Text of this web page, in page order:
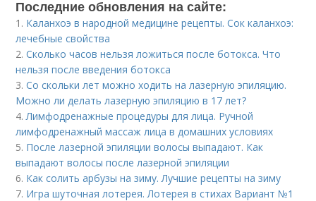
Последние обновления на сайте:
1. Каланхоэ в народной медицине рецепты. Сок каланхоэ:
лечебные свойства
2.Сколько часов нельзя ложиться после ботокса. Что
нельзя после введения ботокса
3.Со скольки лет можно ходить на лазерную эпиляцию.
Можно ли делать лазерную эпиляцию в 17 лет?
4.Лимфодренажные процедуры для лица. Ручной
лимфодренажный массаж лица в домашних условиях
5. После лазерной эпиляции волосы выпадают. Как
выпадают волосы после лазерной эпиляции
6. Как солить арбузы на зиму. Лучшие рецепты на зиму
7. Игра шуточная лотерея. Лотерея в стихах Вариант №1